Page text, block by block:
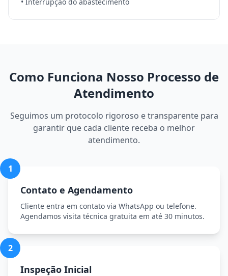
Como Funciona Nosso Processo de
Atendimento
Seguimos um protocolo rigoroso e transparente para
garantir que cada cliente receba o melhor
atendimento.
1
Contato e Agendamento
Cliente entra em contato via WhatsApp ou telefone.
Agendamos visita técnica gratuita em até 30 minutos.
2
Inspeção Inicial